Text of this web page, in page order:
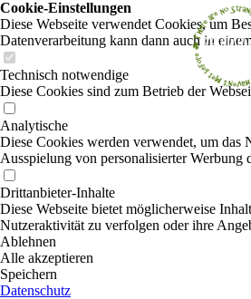
Cookie-Einstellungen
Diese Webseite verwendet Cookies, um
Datenverarbeitung kann dann auch in
Technisch notwendige
Diese Cookies sind zum Betrieb der
Analytische
Diese Cookies werden verwendet, um das
Ausspielung von personalisierter
Drittanbieter-Inhalte
Diese Webseite bietet möglicherweise
Nutzeraktivität zu verfolgen oder ihre
Ablehnen
Alle akzeptieren
Speichern
Datenschutz